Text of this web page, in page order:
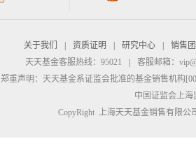
关于我们 资质证明 研究中心
销售
天天基金客服热线：95021
客服邮箱：
郑重声明： 天天基金系证监会批准的基金销售机构
中国证监会上
CopyRight 上海天天基金销售有限